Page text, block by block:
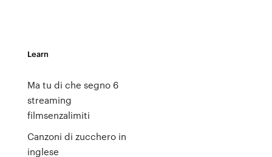
Learn
Ma tu di che segno 6
streaming
filmsenzalimiti
Canzoni di zucchero in
inglese